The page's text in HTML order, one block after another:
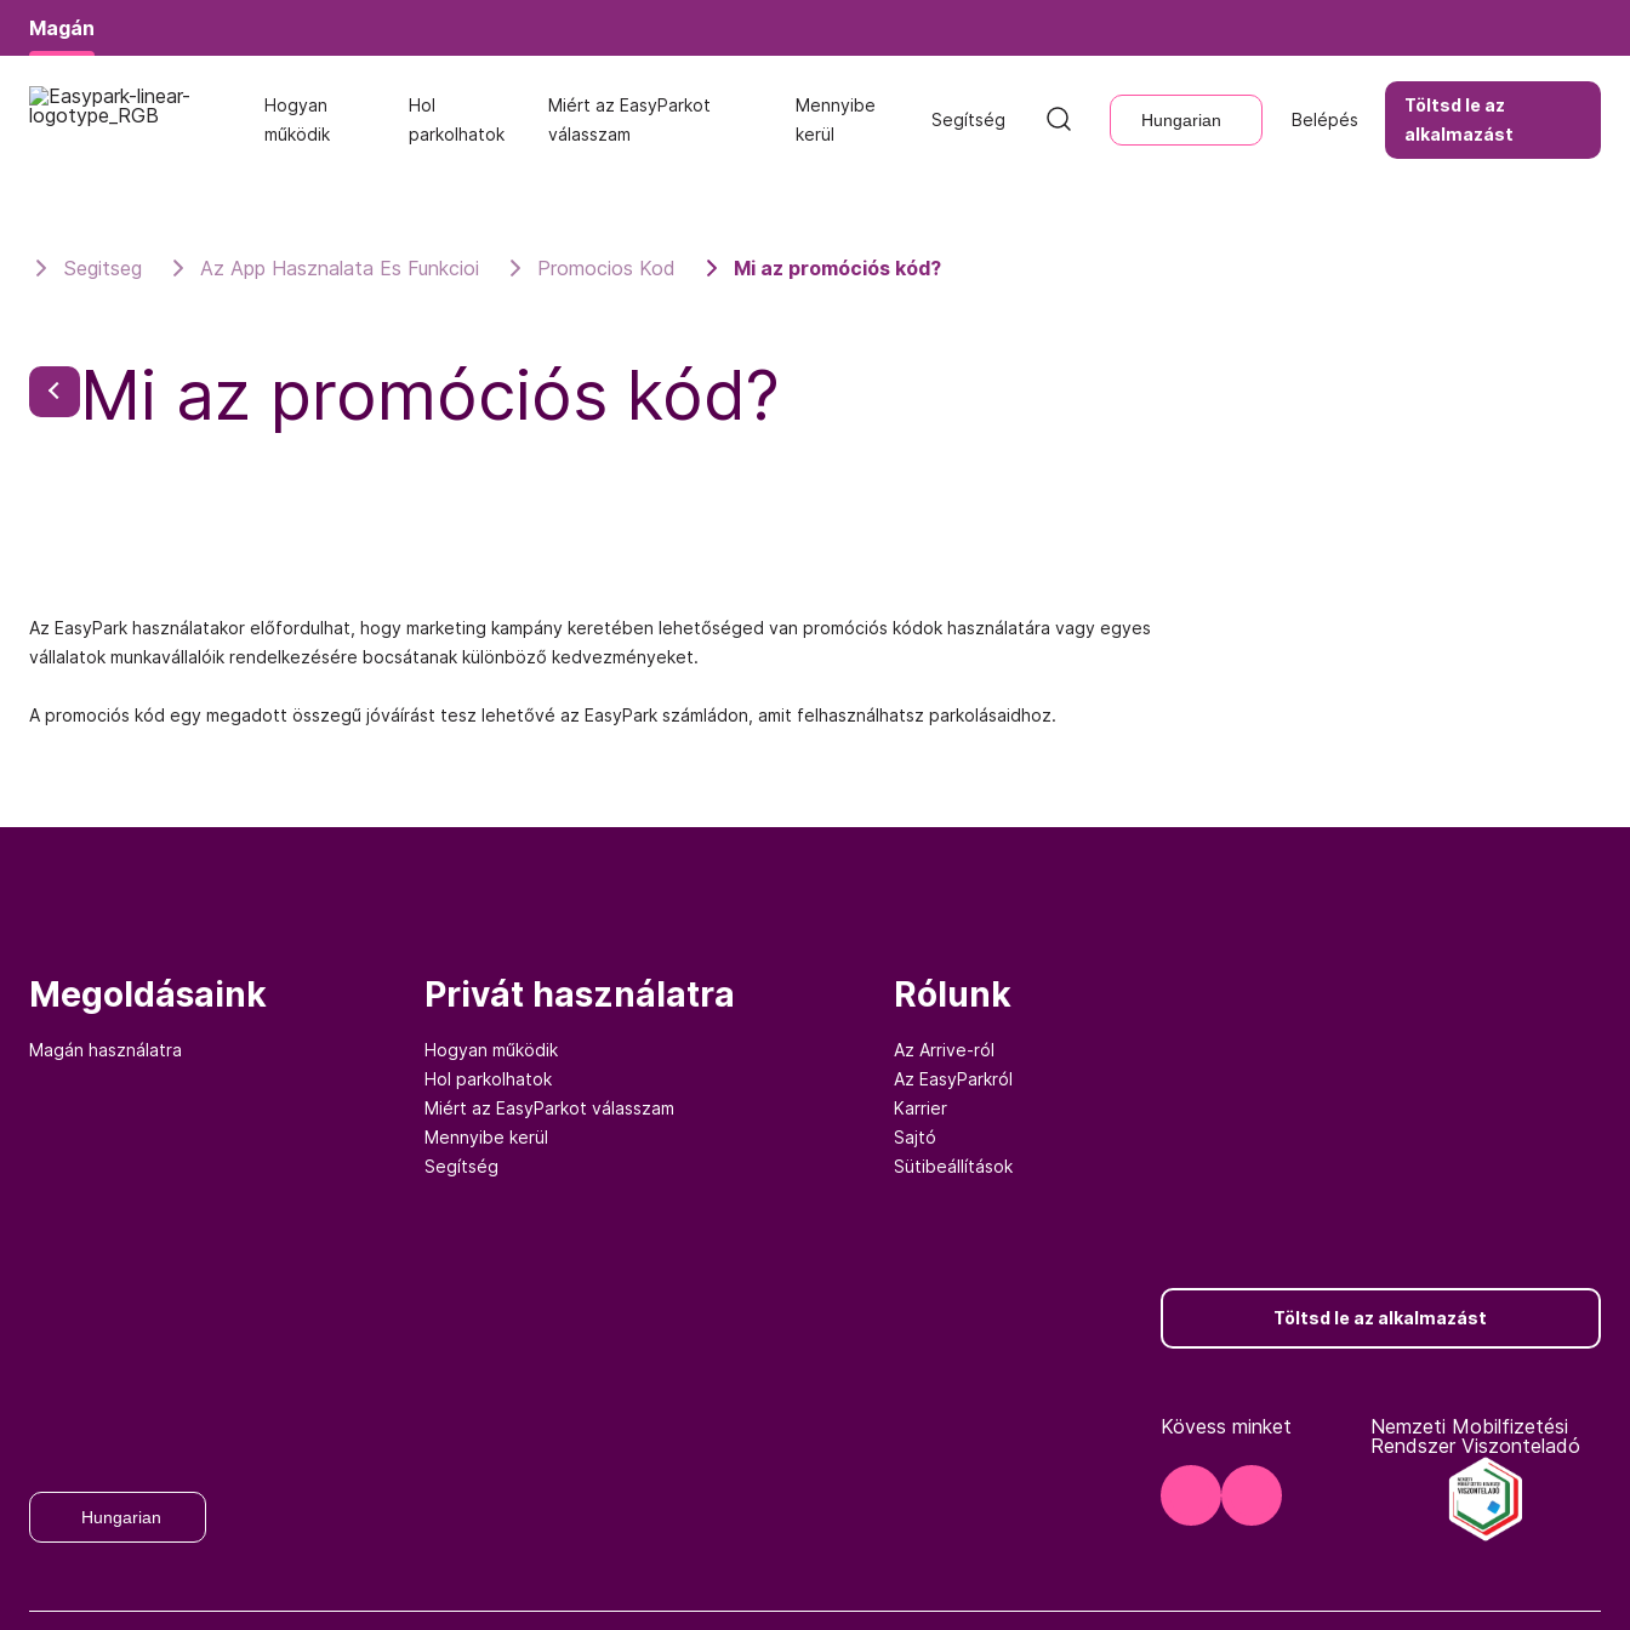
Magán
Hogyan
működik
Hol
parkolhatok
Miért az EasyParkot
válasszam
Mennyibe
kerül
Segítség Hungarian Belépés
Töltsd le az
alkalmazást
Magán
Hogyan
működik
Hol
parkolhatok
Miért az EasyParkot
válasszam
Mennyibe
kerül
Segítség Hungarian Belépés
Töltsd le az
alkalmazást
Segitseg Az App Hasznalata Es Funkcioi Promocios Kod Mi az promóciós kód?
Mi az promóciós kód?
Az EasyPark használatakor előfordulhat, hogy marketing kampány keretében lehetőséged van promóciós kódok használatára vagy egyes
vállalatok munkavállalóik rendelkezésére bocsátanak különböző kedvezményeket.
A promociós kód egy megadott összegű jóváírást tesz lehetővé az EasyPark számládon, amit felhasználhatsz parkolásaidhoz.
Megoldásaink
Magán használatra
Privát használatra
Hogyan működik
Hol parkolhatok
Miért az EasyParkot válasszam
Mennyibe kerül
Segítség
Rólunk
Az Arrive-ról
Az EasyParkról
Karrier
Sajtó
Sütibeállítások
Hungarian
Töltsd le az alkalmazást
Kövess minket
Nemzeti Mobilfizetési
Rendszer Viszonteladó